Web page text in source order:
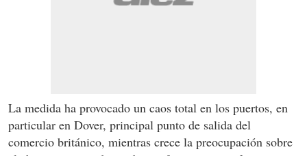
La medida ha provocado un caos total en los puertos, en
particular en Dover, principal punto de salida del
comercio británico, mientras crece la preocupación sobre